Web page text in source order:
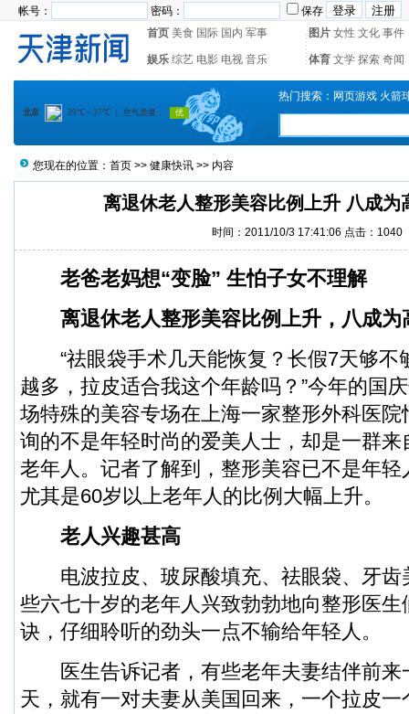
帐号： 密码：
保存
首页 美食 国际 国内 军事 图片 女性 文化 事件
娱乐 综艺 电影 电视 音乐 体育 文学 探索 奇闻
热门搜索： 网页游戏 火箭
您现在的位置： 首页 >> 健康快讯 >> 内容
离退休老人整形美容比例上升 八成为
时间：2011/10/3 17:41:06 点击：1040
老爸老妈想“变脸” 生怕子女不理解
离退休老人整形美容比例上升，八成为
“祛眼袋手术几天能恢复？长假7天够不
越多，拉皮适合我这个年龄吗？”今年的国
场特殊的美容专场在上海一家整形外科医
询的不是年轻时尚的爱美人士，却是一群
老年人。记者了解到，整形美容已不是年轻
尤其是60岁以上老年人的比例大幅上升。
老人兴趣甚高
电波拉皮、玻尿酸填充、祛眼袋、牙
些六七十岁的老年人兴致勃勃地向整形医
诀，仔细聆听的劲头一点不输给年轻人。
医生告诉记者，有些老年夫妻结伴前来
天，就有一对夫妻从美国回来，一个拉皮